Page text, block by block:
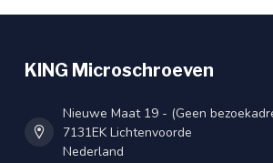
KING Microschroeven
Nieuwe Maat 19 - (Geen
7131EK Lichtenvoorde
Nederland